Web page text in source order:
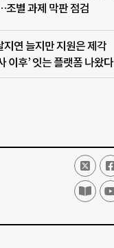
조별 과제 막판 점검
지연 늘지만 지원은 제각
이후’ 잇는 플랫폼 나왔다